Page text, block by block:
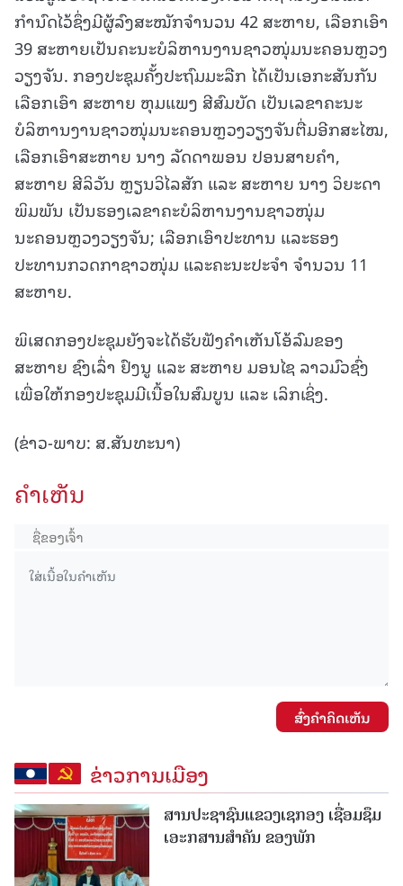
ກໍານົດໄວ້ຊຶ່ງມີຜູ້ລົງສະໝັກຈໍານວນ 42 ສະຫາຍ, ເລືອກເອົາ
39 ສະຫາຍເປັນຄະນະບໍລິຫານງານຊາວໜຸ່ມນະຄອນຫຼວງ
ວຽງຈັນ. ກອງປະຊຸມຄັ້ງປະຖົມມະລືກ ໄດ້ເປັນເອກະສັນກັນ
ເລືອກເອົາ ສະຫາຍ ຫຸມແພງ ສີສົມບັດ ເປັນເລຂາຄະນະ
ບໍລິຫານງານຊາວໜຸ່ມນະຄອນຫຼວງວຽງຈັນຕື່ມອີກສະໄໝ,
ເລືອກເອົາສະຫາຍ ນາງ ລັດດາພອນ ປອນສາຍຄໍາ,
ສະຫາຍ ສີລິວັນ ຫຼຽນວິໄລສັກ ແລະ ສະຫາຍ ນາງ ວິຍະດາ
ພິມພັນ ເປັນຮອງເລຂາຄະບໍລິຫານງານຊາວໜຸ່ມ
ນະຄອນຫຼວງວຽງຈັນ; ເລືອກເອົາປະທານ ແລະຮອງ
ປະທານກວດກາຊາວໜຸ່ມ ແລະຄະນະປະຈໍາ ຈໍານວນ 11
ສະຫາຍ.
ພິເສດກອງປະຊຸມຍັງຈະໄດ້ຮັບຟັງຄໍາເຫັນໂອ້ລົມຂອງ
ສະຫາຍ ຊົງເລົ່າ ຢົງນູ ແລະ ສະຫາຍ ມອນໄຊ ລາວມົວຊົ່ງ
ເພື່ອໃຫ້ກອງປະຊຸມມີເນື້ອໃນສົມບູນ ແລະ ເລິກເຊິ່ງ.
(ຂ່າວ-ພາບ: ສ.ສັນທະນາ)
ຄໍາເຫັນ
ສົ່ງຄໍາຄິດເຫັນ
ຂ່າວການເມືອງ
ສານປະຊາຊົນແຂວງເຊກອງ ເຊື່ອມຊຶມ
ເອະກສານສໍາຄັນ ຂອງພັກ